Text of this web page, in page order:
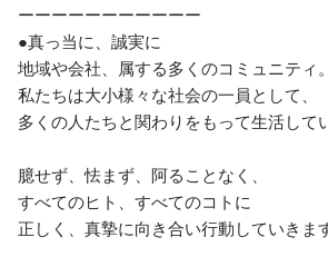
ーーーーーーーーーーー
●真っ当に、誠実に
地域や会社、属する多くのコミュニティ。
私たちは大小様々な社会の一員として、
多くの人たちと関わりをもって生活して
臆せず、怯まず、阿ることなく、
すべてのヒト、すべてのコトに
正しく、真摯に向き合い行動していきます